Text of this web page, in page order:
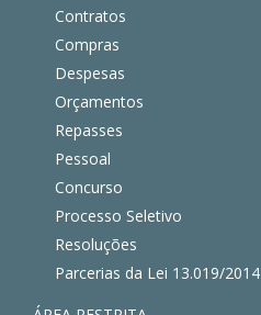
Contratos
Compras
Despesas
Orçamentos
Repasses
Pessoal
Concurso
Processo Seletivo
Resoluções
Parcerias da Lei 13.019/2014